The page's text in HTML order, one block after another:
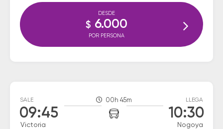
DESDE
$ 6.000
POR PERSONA
SALE
09:45
Victoria
00h 45m LLEGA
10:30
Nogoya